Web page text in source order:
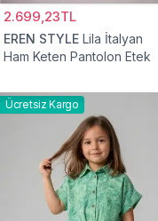
2.699,23TL
EREN STYLE Lila İtalyan
Ham Keten Pantolon Etek
Ücretsiz Kargo